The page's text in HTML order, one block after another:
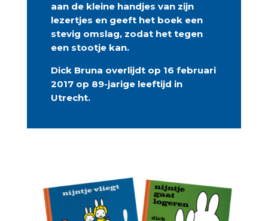
aan de kleine handjes van zijn
lezertjes en geeft het boek een
stevig omslag, zodat het tegen
een stootje kan.
Dick Bruna overlijdt op 16 februari
2017 op 89-jarige leeftijd in
Utrecht.